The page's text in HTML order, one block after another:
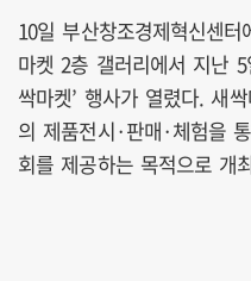
10일 부산창조경제혁신센
마켓 2층 갤러리에서 지난
싹마켓’ 행사가 열렸다. 새
의 제품전시·판매·체험을
회를 제공하는 목적으로 개